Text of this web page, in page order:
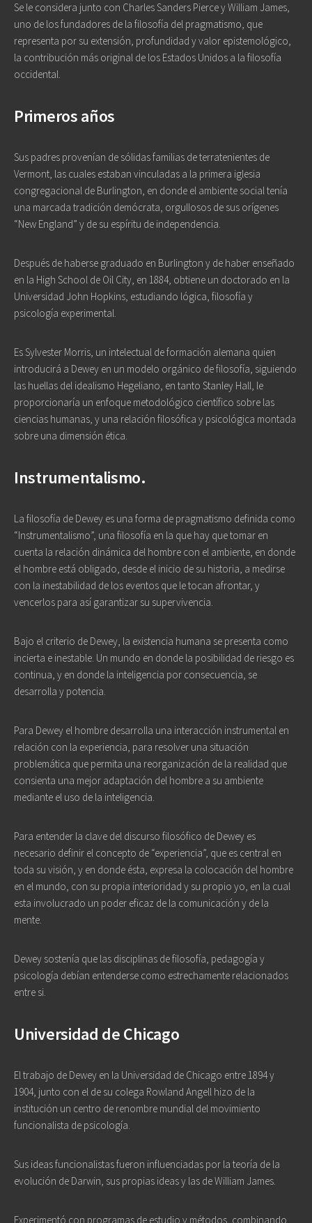
Se le considera junto con Charles Sanders Pierce y William James,
uno de los fundadores de la filosofía del pragmatismo, que
representa por su extensión, profundidad y valor epistemológico,
la contribución más original de los Estados Unidos a la filosofía
occidental.
Primeros años
Sus padres provenían de sólidas familias de terratenientes de
Vermont, las cuales estaban vinculadas a la primera iglesia
congregacional de Burlington, en donde el ambiente social tenía
una marcada tradición demócrata, orgullosos de sus orígenes
“New England” y de su espíritu de independencia.
Después de haberse graduado en Burlington y de haber enseñado
en la High School de Oil City, en 1884, obtiene un doctorado en la
Universidad John Hopkins, estudiando lógica, filosofía y
psicología experimental.
Es Sylvester Morris, un intelectual de formación alemana quien
introducirá a Dewey en un modelo orgánico de filosofía, siguiendo
las huellas del idealismo Hegeliano, en tanto Stanley Hall, le
proporcionaría un enfoque metodológico científico sobre las
ciencias humanas, y una relación filosófica y psicológica montada
sobre una dimensión ética.
Instrumentalismo.
La filosofía de Dewey es una forma de pragmatismo definida como
“Instrumentalismo”, una filosofía en la que hay que tomar en
cuenta la relación dinámica del hombre con el ambiente, en donde
el hombre está obligado, desde el inicio de su historia, a medirse
con la inestabilidad de los eventos que le tocan afrontar, y
vencerlos para así garantizar su supervivencia.
Bajo el criterio de Dewey, la existencia humana se presenta como
incierta e inestable. Un mundo en donde la posibilidad de riesgo es
continua, y en donde la inteligencia por consecuencia, se
desarrolla y potencia.
Para Dewey el hombre desarrolla una interacción instrumental en
relación con la experiencia, para resolver una situación
problemática que permita una reorganización de la realidad que
consienta una mejor adaptación del hombre a su ambiente
mediante el uso de la inteligencia.
Para entender la clave del discurso filosófico de Dewey es
necesario definir el concepto de “experiencia”, que es central en
toda su visión, y en donde ésta, expresa la colocación del hombre
en el mundo, con su propia interioridad y su propio yo, en la cual
esta involucrado un poder eficaz de la comunicación y de la
mente.
Dewey sostenía que las disciplinas de filosofía, pedagogía y
psicología debían entenderse como estrechamente relacionados
entre si.
Universidad de Chicago
El trabajo de Dewey en la Universidad de Chicago entre 1894 y
1904, junto con el de su colega Rowland Angell hizo de la
institución un centro de renombre mundial del movimiento
funcionalista de psicología.
Sus ideas funcionalistas fueron influenciadas por la teoría de la
evolución de Darwin, sus propias ideas y las de William James.
Experimentó con programas de estudio y métodos, combinando